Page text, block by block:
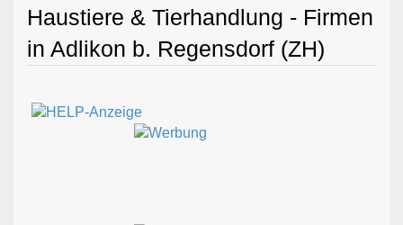
Haustiere & Tierhandlung - Firmen
in Adlikon b. Regensdorf (ZH)